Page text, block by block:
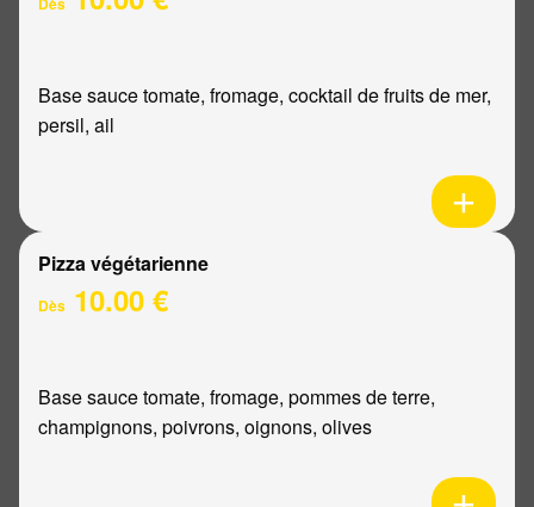
Base sauce tomate, fromage, cocktail de fruits de mer,
persil, ail
Pizza végétarienne
Dès 10.00 €
Base sauce tomate, fromage, pommes de terre,
champignons, poivrons, oignons, olives